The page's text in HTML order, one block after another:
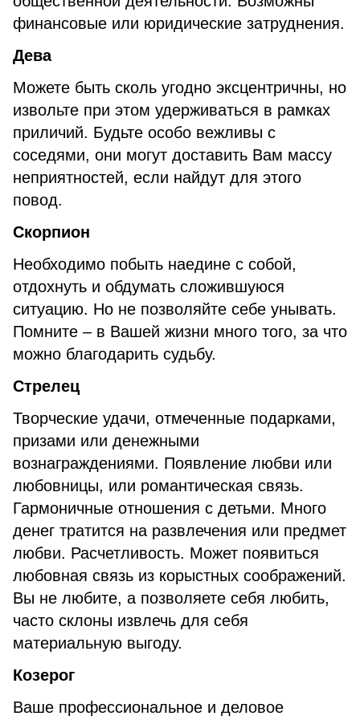
финансовые или юридические затруднения.
Дева
Можете быть сколь угодно эксцентричны, но
извольте при этом удерживаться в рамках
приличий. Будьте особо вежливы с
соседями, они могут доставить Вам массу
неприятностей, если найдут для этого
повод.
Скорпион
Необходимо побыть наедине с собой,
отдохнуть и обдумать сложившуюся
ситуацию. Но не позволяйте себе унывать.
Помните – в Вашей жизни много того, за что
можно благодарить судьбу.
Стрелец
Творческие удачи, отмеченные подарками,
призами или денежными
вознаграждениями. Появление любви или
любовницы, или романтическая связь.
Гармоничные отношения с детьми. Много
денег тратится на развлечения или предмет
любви. Расчетливость. Может появиться
любовная связь из корыстных соображений.
Вы не любите, а позволяете себя любить,
часто склоны извлечь для себя
материальную выгоду.
Козерог
Ваше профессиональное и деловое